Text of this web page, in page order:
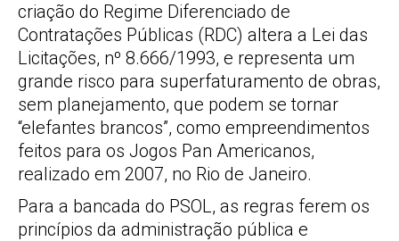
criação do Regime Diferenciado de
Contratações Públicas (RDC) altera a Lei das
Licitações, nº 8.666/1993, e representa um
grande risco para superfaturamento de obras,
sem planejamento, que podem se tornar
“elefantes brancos”, como empreendimentos
feitos para os Jogos Pan Americanos,
realizado em 2007, no Rio de Janeiro.
Para a bancada do PSOL, as regras ferem os
princípios da administração pública e